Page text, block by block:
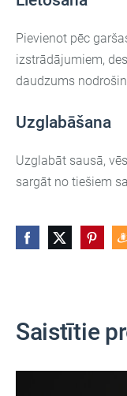
Pievienot pēc
izstrādājumiem,
daudzums
Uzglabāšana
Uzglabāt sausā,
sargāt no tiešiem
Saistītie